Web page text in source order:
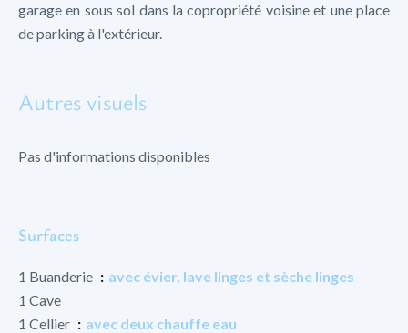
garage en sous sol dans la copropriété voisine et une place
de parking à l'extérieur.
Autres visuels
Pas d'informations disponibles
Surfaces
1 Buanderie
avec évier, lave linges et sèche linges
1 Cave
1 Cellier
avec deux chauffe eau